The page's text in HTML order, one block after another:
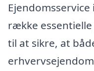
række
til at sikre, at